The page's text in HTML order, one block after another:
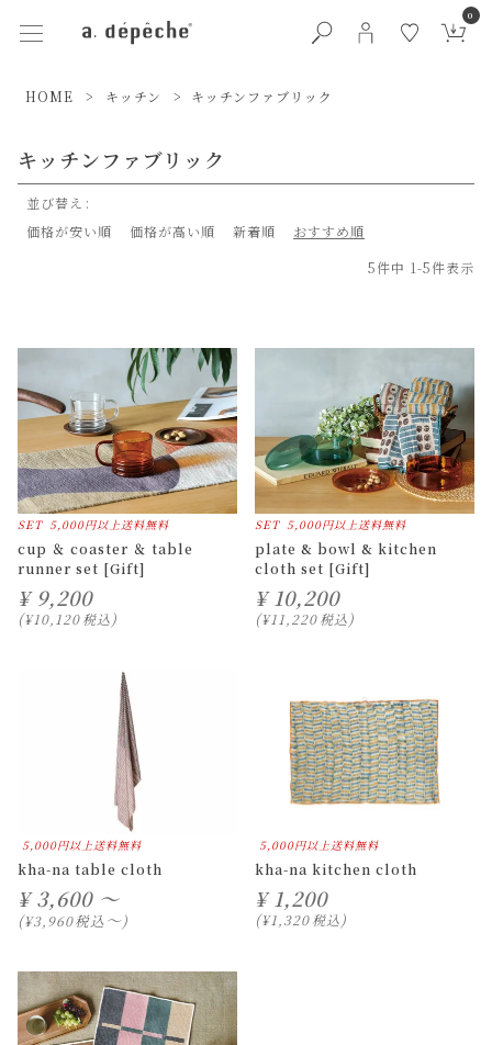
0
HOME キッチン キッチンファブリック
キッチンファブリック
並び替え
価格が安い順
価格が高い順 新着順
おすすめ順
5件中 1-5件表示
SET 5,000円以上送料無料
cup ＆ coaster ＆ table
runner set [Gift]
¥ 9,200
¥10,120税込
SET 5,000円以上送料無料
plate & bowl & kitchen
cloth set [Gift]
¥ 10,200
¥11,220税込
5,000円以上送料無料
kha-na table cloth
¥ 3,600 ～
¥3,960税込〜
5,000円以上送料無料
kha-na kitchen cloth
¥ 1,200
¥1,320税込